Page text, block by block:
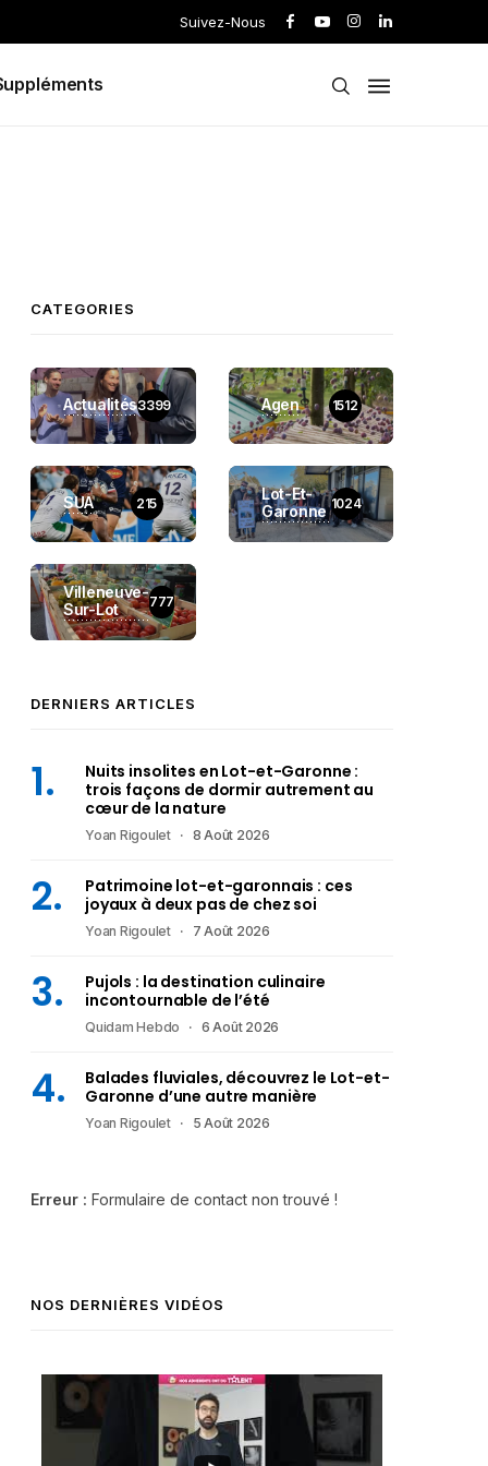
Suivez-Nous
CATEGORIES
Actualités3399 Agen 1512
SUA 215
Lot-Et-
Garonne 1024
Villeneuve-
Sur-Lot
777
DERNIERS ARTICLES
Nuits insolites en Lot-et-Garonne :
trois façons de dormir autrement au
cœur de la nature
Yoan Rigoulet 8 Août 2026
Patrimoine lot-et-garonnais : ces
joyaux à deux pas de chez soi
Yoan Rigoulet 7 Août 2026
Pujols : la destination culinaire
incontournable de l’été
Quidam Hebdo 6 Août 2026
Balades fluviales, découvrez le Lot-et-
Garonne d’une autre manière
Yoan Rigoulet 5 Août 2026
Erreur : Formulaire de contact non trouvé !
NOS DERNIÈRES VIDÉOS